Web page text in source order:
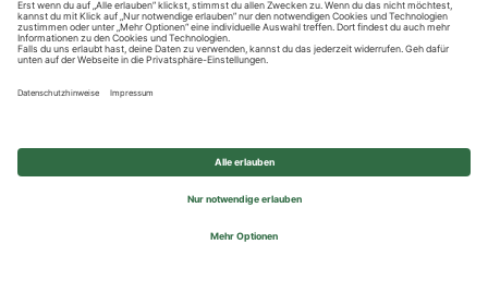
Privatsphäre-Einstellungen
© 2026 REWE Group - All rights reserved